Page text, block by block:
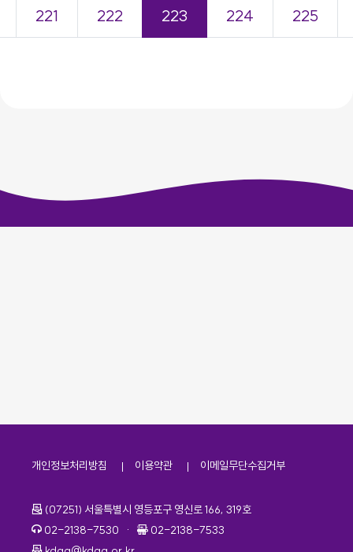
221 222 223 224 225
개인정보처리방침 이용약관 이메일무단수집거부
주소
(07251) 서울특별시 영등포구 영신로 166, 319호
전화번호
02-2138-7530 · 팩스번호
02-2138-7533